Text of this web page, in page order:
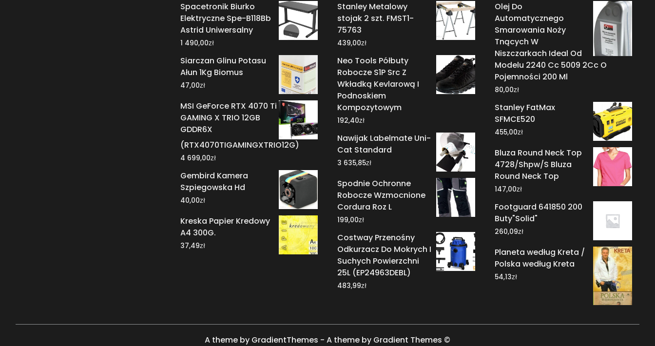
Spacetronik Biurko
Elektryczne Spe-B118Bb
Astrid Uniwersalny
1 490,00zł
Siarczan Glinu Potasu
Ałun 1Kg Biomus
47,00zł
MSI GeForce RTX 4070 Ti
GAMING X TRIO 12GB
GDDR6X
(RTX4070TIGAMINGXTRIO12G)
4 699,00zł
Gembird Kamera
Szpiegowska Hd
40,00zł
Kreska Papier Kredowy
A4 300G.
37,49zł
Stanley Metalowy
stojak 2 szt. FMST1-
75763
439,00zł
Neo Tools Półbuty
Robocze S1P Src Z
Wkładką Kevlarową I
Podnoskiem
Kompozytowym
192,40zł
Nawijak Labelmate Uni-
Cat Standard
3 635,85zł
Spodnie Ochronne
Robocze Wzmocnione
Cordura Roz L
199,00zł
Costway Przenośny
Odkurzacz Do Mokrych I
Suchych Powierzchni
25L (EP24963DEBL)
483,99zł
Olej Do
Automatycznego
Smarowania Noży
Tnących W
Niszczarkach Ideal Od
Modelu 2240 Cc 5009 2Cc O
Pojemności 200 Ml
80,00zł
Stanley FatMax
SFMCE520
455,00zł
Bluza Round Neck Top
4728/Shpw/S Bluza
Round Neck Top
147,00zł
Footguard 641850 200
Buty"Solid"
260,09zł
Planeta według Kreta /
Polska według Kreta
54,13zł
A theme by GradientThemes - A theme by Gradient Themes ©